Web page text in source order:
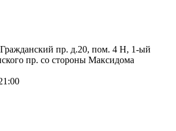
Гражданский пр. д.20, пом. 4 Н, 1-ый
пр. со стороны Максидома